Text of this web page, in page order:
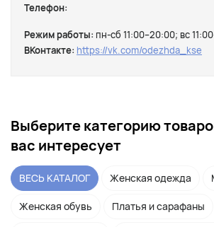
Телефон:
Режим работы: пн-сб 11:00–20:00; вс
ВКонтакте: https://vk.com/odezhda_kse
Выберите категорию
вас интересует
ВЕСЬ КАТАЛОГ Женская одежда
Женская обувь Платья и сарафаны